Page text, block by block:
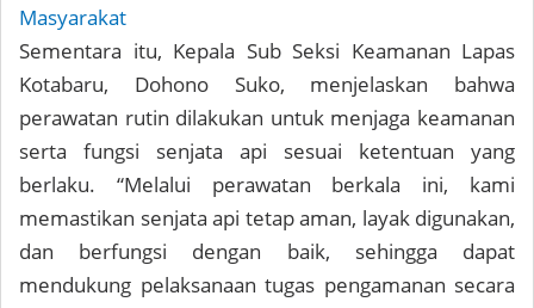
Masyarakat
Sementara itu, Kepala Sub Seksi Keamanan Lapas
Kotabaru, Dohono Suko, menjelaskan bahwa
perawatan rutin dilakukan untuk menjaga keamanan
serta fungsi senjata api sesuai ketentuan yang
berlaku. “Melalui perawatan berkala ini, kami
memastikan senjata api tetap aman, layak digunakan,
dan berfungsi dengan baik, sehingga dapat
mendukung pelaksanaan tugas pengamanan secara